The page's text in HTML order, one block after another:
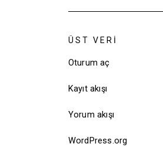
ÜST VERI
Oturum aç
Kayıt akışı
Yorum akışı
WordPress.org